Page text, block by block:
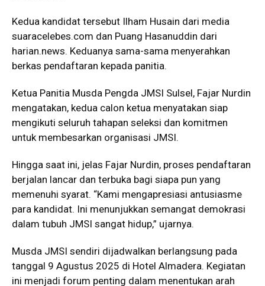
Kedua kandidat tersebut Ilham Husain dari media
suaracelebes.com dan Puang Hasanuddin dari
harian.news. Keduanya sama-sama menyerahkan
berkas pendaftaran kepada panitia.
Ketua Panitia Musda Pengda JMSI Sulsel, Fajar Nurdin
mengatakan, kedua calon ketua menyatakan siap
mengikuti seluruh tahapan seleksi dan komitmen
untuk membesarkan organisasi JMSI.
Hingga saat ini, jelas Fajar Nurdin, proses pendaftaran
berjalan lancar dan terbuka bagi siapa pun yang
memenuhi syarat. “Kami mengapresiasi antusiasme
para kandidat. Ini menunjukkan semangat demokrasi
dalam tubuh JMSI sangat hidup,” ujarnya.
Musda JMSI sendiri dijadwalkan berlangsung pada
tanggal 9 Agustus 2025 di Hotel Almadera. Kegiatan
ini menjadi forum penting dalam menentukan arah